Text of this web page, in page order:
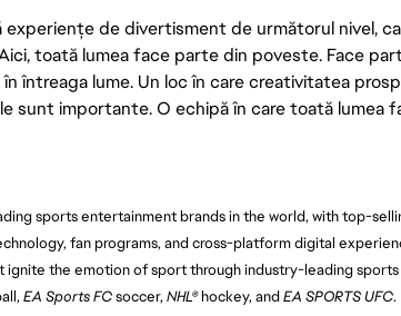
de divertisment de următorul nivel,
toată lumea face parte din poveste. Face
întreaga lume. Un loc în care creativitatea
sunt importante. O echipă în care toată lumea
sports entertainment brands in the world, with top-
fan programs, and cross-platform digital
the emotion of sport through industry-leading sports
EA Sports FCsoccer,NHL®hockey, andEA SPORTS UFC.